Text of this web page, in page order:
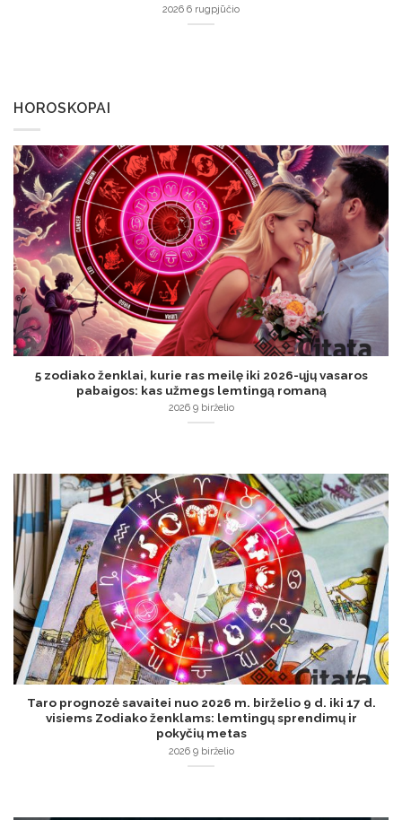
2026 6 rugpjūčio
HOROSKOPAI
5 zodiako ženklai, kurie ras meilę iki 2026-ųjų vasaros
pabaigos: kas užmegs lemtingą romaną
2026 9 birželio
Taro prognozė savaitei nuo 2026 m. birželio 9 d. iki 17 d.
visiems Zodiako ženklams: lemtingų sprendimų ir
pokyčių metas
2026 9 birželio